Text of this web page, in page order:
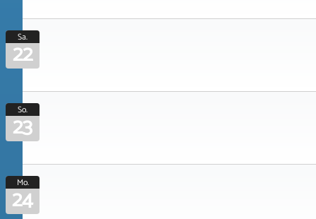
Sa.
22
So.
23
Mo.
24